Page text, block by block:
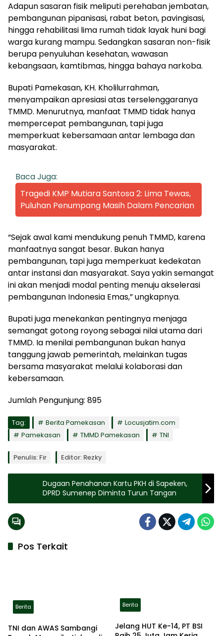
Adapun sasaran fisik meliputi perehaban jembatan,
pembangunan pipanisasi, rabat beton, pavingisasi,
hingga rehabilitasi lima rumah tidak layak huni bagi
warga kurang mampu. Sedangkan sasaran non-fisik
berupa penyuluhan kesehatan, wawasan
kebangsaan, kamtibmas, hingga bahaya narkoba.
Bupati Pamekasan, KH. Kholilurrahman,
menyampaikan apresiasi atas terselenggaranya
TMMD. Menurutnya, manfaat TMMD tidak hanya
mempercepat pembangunan, tapi juga
memperkuat kebersamaan antar lembaga dan
masyarakat.
Baca Juga:
Tragedi KMP Mutiara Santosa 2: Lima Tewas,
Puluhan Penumpang Masih Dalam Pencarian
“Sejak awal kami mendukung penuh TMMD, karena
manfaatnya sangat besar. Bukan hanya
pembangunan, tapi juga memperkuat kedekatan
antar instansi dan masyarakat. Saya yakin semangat
ini akan menjadi modal penting menuju akselerasi
pembangunan Indonesia Emas,” ungkapnya.
Bupati juga menekankan pentingnya menjaga
semangat gotong royong sebagai nilai utama dari
TMMD. Ia menilai pembangunan bukan hanya
tanggung jawab pemerintah, melainkan tugas
bersama masyarakat melalui kolaborasi dan
kebersamaan.
Jumlah Pengunjung: 895
Tag: Berita Pamekasan
Locusjatim.com
Pamekasan
TMMD Pamekasan TNI
Penulis: Fir Editor: Rezky
Dugaan Penahanan Kartu PKH di Sapeken,
DPRD Sumenep Diminta Turun Tangan
Pos Terkait
Berita
TNI dan AWAS Sambangi
Berita
Jelang HUT Ke-14, PT BSI